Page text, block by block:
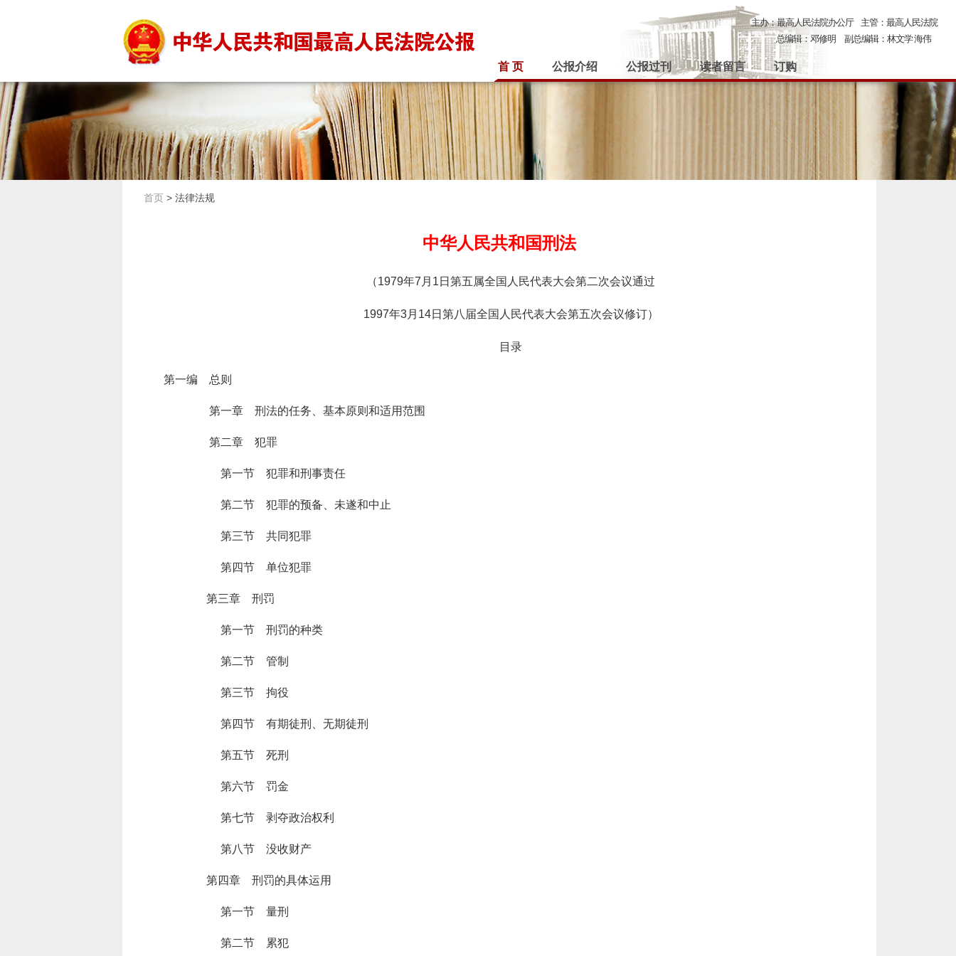
主办：最高人民法院办公厅
主管：最高人民法院
总编辑：邓修明
副总编辑：林文学 海伟
首 页 公报介绍 公报过刊 读者留言 订购
首页 > 法律法规
中华人民共和国刑法
（1979年7月1日第五属全国人民代表大会第二次会议通过
1997年3月14日第八届全国人民代表大会第五次会议修订）
目录
第一编 总则
第一章 刑法的任务、基本原则和适用范围
第二章 犯罪
第一节 犯罪和刑事责任
第二节 犯罪的预备、未遂和中止
第三节 共同犯罪
第四节 单位犯罪
第三章 刑罚
第一节 刑罚的种类
第二节 管制
第三节 拘役
第四节 有期徒刑、无期徒刑
第五节 死刑
第六节 罚金
第七节 剥夺政治权利
第八节 没收财产
第四章 刑罚的具体运用
第一节 量刑
第二节 累犯